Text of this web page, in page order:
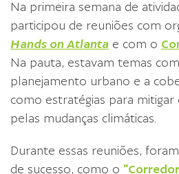
Na primeira semana de
participou de reuniões com
Hands on Atlanta e com o
Na pauta, estavam temas
planejamento urbano e a
como estratégias para mitigar
pelas mudanças climáticas.
Durante essas reuniões,
de sucesso, como o